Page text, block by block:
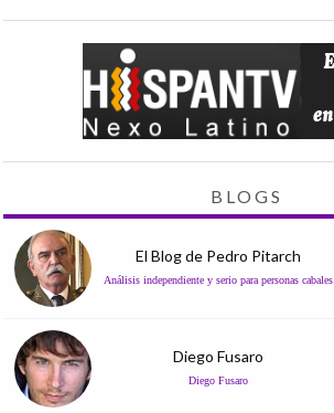
BLOGS
El Blog de Pedro Pitarch
Análisis independiente y serio para personas cabales
Diego Fusaro
Diego Fusaro